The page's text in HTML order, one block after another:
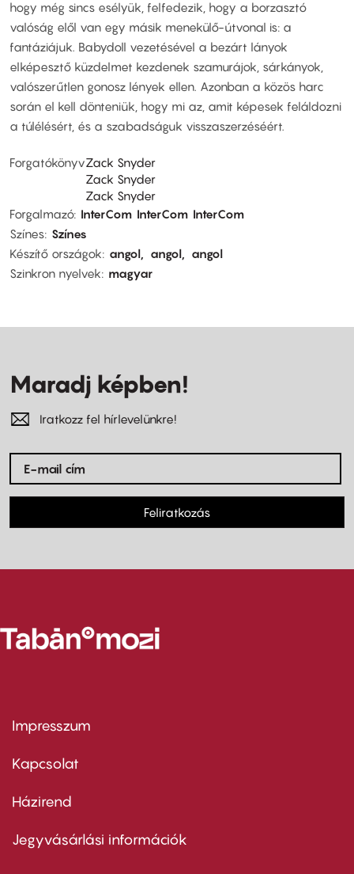
hogy még sincs esélyük, felfedezik, hogy a borzasztó
valóság elől van egy másik menekülő-útvonal is: a
fantáziájuk. Babydoll vezetésével a bezárt lányok
elképesztő küzdelmet kezdenek szamurájok, sárkányok,
valószerűtlen gonosz lények ellen. Azonban a közös harc
során el kell dönteniük, hogy mi az, amit képesek feláldozni
a túlélésért, és a szabadságuk visszaszerzéséért.
ForgatókönyvZack Snyder
Zack Snyder
Zack Snyder
Forgalmazó InterCom InterCom InterCom
Színes Színes
Készítő országok
angol angol
angol
Szinkron nyelvek
magyar
Maradj képben!
Iratkozz fel hírlevelünkre!
Feliratkozás
Footer
first
Impresszum
Kapcsolat
Footer
second
Házirend
Jegyvásárlási információk